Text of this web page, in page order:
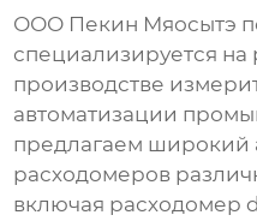
ООО Пекин Мяосытэ
специализируется на
производстве
автоматизации
предлагаем широкий
расходомеров
включая расходомер